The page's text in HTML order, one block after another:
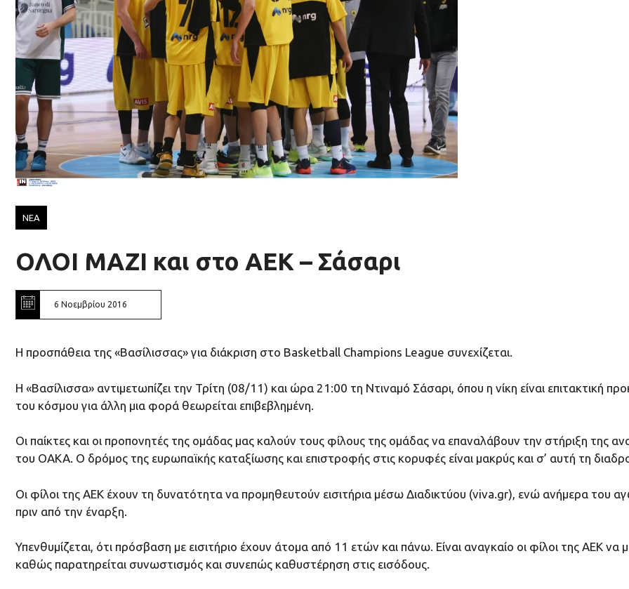
ΝΕΑ
ΟΛΟΙ ΜΑΖΙ και στο ΑΕΚ – Σάσαρι
6 Νοεμβρίου 2016
Η προσπάθεια της «Βασίλισσας» για διάκριση στο Basketball Champions League συνεχίζεται.
Η «Βασίλισσα» αντιμετωπίζει την Τρίτη (08/11) και ώρα 21:00 τη Ντιναμό Σάσαρι, όπου η νίκη είναι επιτακτική
του κόσμου για άλλη μια φορά θεωρείται επιβεβλημένη.
Οι παίκτες και οι προπονητές της ομάδας μας καλούν τους φίλους της ομάδας να επαναλάβουν την στήριξη της
του ΟΑΚΑ. Ο δρόμος της ευρωπαϊκής καταξίωσης και επιστροφής στις κορυφές είναι μακρύς και σ’ αυτή τη
Οι φίλοι της ΑΕΚ έχουν τη δυνατότητα να προμηθευτούν εισιτήρια μέσω Διαδικτύου (viva.gr), ενώ ανήμερα του
πριν από την έναρξη.
Υπενθυμίζεται, ότι πρόσβαση με εισιτήριο έχουν άτομα από 11 ετών και πάνω. Είναι αναγκαίο οι φίλοι της ΑΕΚ
καθώς παρατηρείται συνωστισμός και συνεπώς καθυστέρηση στις εισόδους.